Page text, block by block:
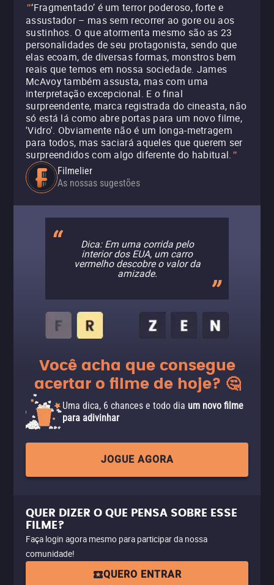
"‘Fragmentado’ é um terror poderoso, forte e
assustador – mas sem recorrer ao gore ou aos
sustinhos. O que atormenta mesmo são as 23
personalidades de seu protagonista, sendo que
elas ecoam, de diversas formas, monstros bem
reais que temos em nossa sociedade. James
McAvoy também assusta, mas com uma
interpretação excepcional. E o final
surpreendente, marca registrada do cineasta, não
só está lá como abre portas para um novo filme,
'Vidro'. Obviamente não é um longa-metragem
para todos, mas saciará aqueles que querem ser
surpreendidos com algo diferente do habitual. "
Filmelier
As nossas sugestões
Dica: Em uma corrida pelo
interior dos EUA, um carro
vermelho descobre o valor da
amizade.
Você acha que consegue
acertar o filme de hoje? 🤔
Uma dica, 6 chances e todo dia um novo filme
para adivinhar
JOGUE AGORA
QUER DIZER O QUE PENSA SOBRE ESSE
FILME?
Faça login agora mesmo para participar da nossa
comunidade!
QUERO ENTRAR